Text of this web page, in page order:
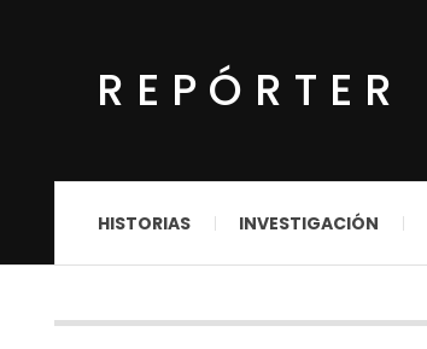
REPÓRTER
HISTORIAS INVESTIGACIÓN